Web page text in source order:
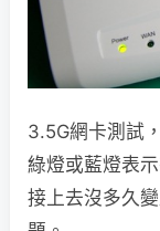
3.5G網卡測試
綠燈或藍燈表
接上去沒多久